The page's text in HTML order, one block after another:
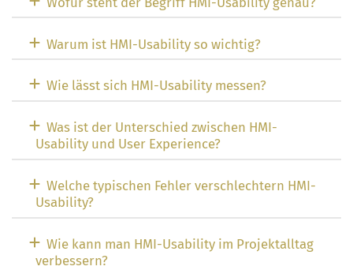
Warum ist HMI-Usability so wichtig?
Wie lässt sich HMI-Usability messen?
Was ist der Unterschied zwischen HMI-
Usability und User Experience?
Welche typischen Fehler verschlechtern HMI-
Usability?
Wie kann man HMI-Usability im Projektalltag
verbessern?